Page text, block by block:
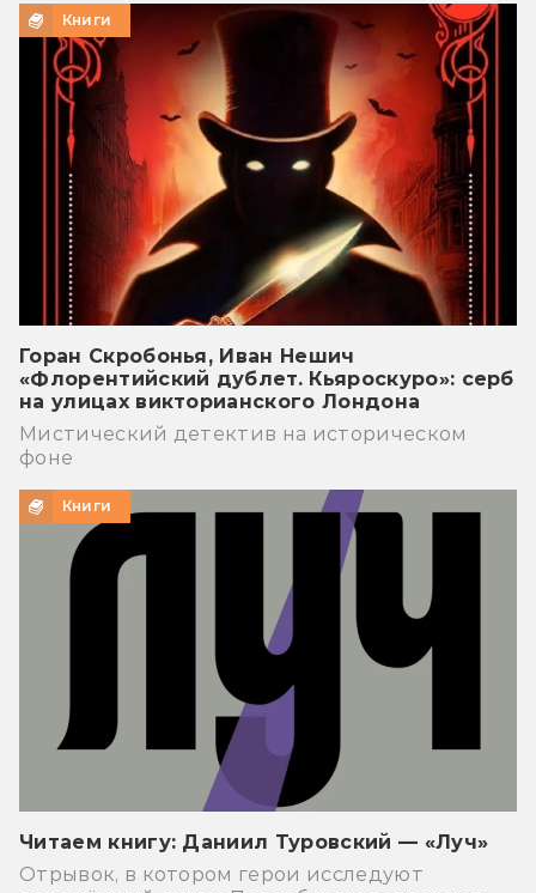
Книги
Горан Скробонья, Иван Нешич
«Флорентийский дублет. Кьяроскуро»: серб
на улицах викторианского Лондона
Мистический детектив на историческом
фоне
Книги
Читаем книгу: Даниил Туровский — «Луч»
Отрывок, в котором герои исследуют